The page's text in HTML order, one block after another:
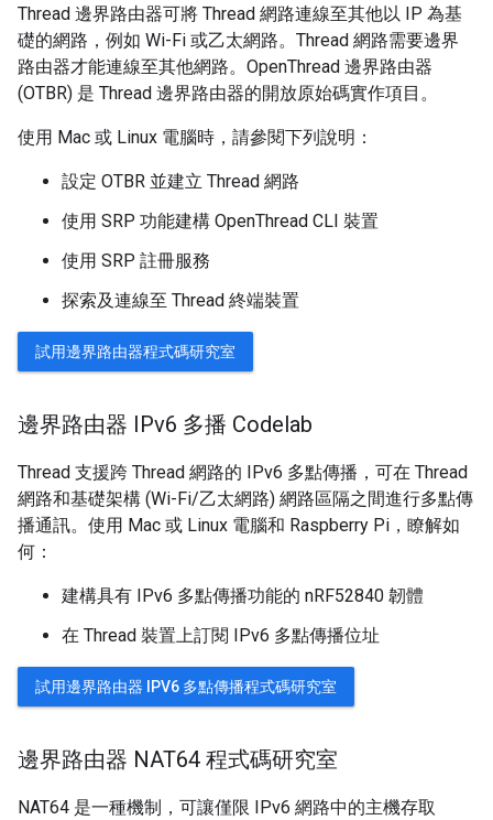
Thread 邊界路由器可將 Thread 網路連線至其他以 IP 為基
礎的網路，例如 Wi-Fi 或乙太網路。Thread 網路需要邊界
路由器才能連線至其他網路。OpenThread 邊界路由器
(OTBR) 是 Thread 邊界路由器的開放原始碼實作項目。
使用 Mac 或 Linux 電腦時，請參閱下列說明：
設定 OTBR 並建立 Thread 網路
使用 SRP 功能建構 OpenThread CLI 裝置
使用 SRP 註冊服務
探索及連線至 Thread 終端裝置
試用邊界路由器程式碼研究室
邊界路由器 IPv6 多播 Codelab
Thread 支援跨 Thread 網路的 IPv6 多點傳播，可在 Thread
網路和基礎架構 (Wi-Fi/乙太網路) 網路區隔之間進行多點傳
播通訊。使用 Mac 或 Linux 電腦和 Raspberry Pi，瞭解如
何：
建構具有 IPv6 多點傳播功能的 nRF52840 韌體
在 Thread 裝置上訂閱 IPv6 多點傳播位址
試用邊界路由器 IPV6 多點傳播程式碼研究室
邊界路由器 NAT64 程式碼研究室
NAT64 是一種機制，可讓僅限 IPv6 網路中的主機存取